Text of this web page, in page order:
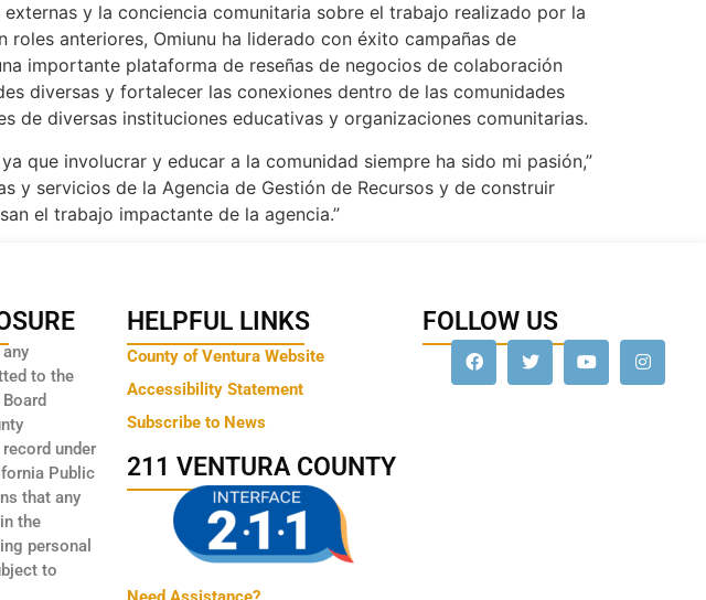
y la conciencia comunitaria sobre el trabajo realizado por la
anteriores, Omiunu ha liderado con éxito campañas de
importante plataforma de reseñas de negocios de colaboración
diversas y fortalecer las conexiones dentro de las comunidades
de diversas instituciones educativas y organizaciones comunitarias.
que involucrar y educar a la comunidad siempre ha sido mi pasión,”
y servicios de la Agencia de Gestión de Recursos y de construir
el trabajo impactante de la agencia.”
to the
under
Public
that any
the
personal
to
HELPFUL LINKS
County of Ventura Website
Accessibility Statement
Subscribe to News
211 VENTURA COUNTY
FOLLOW US